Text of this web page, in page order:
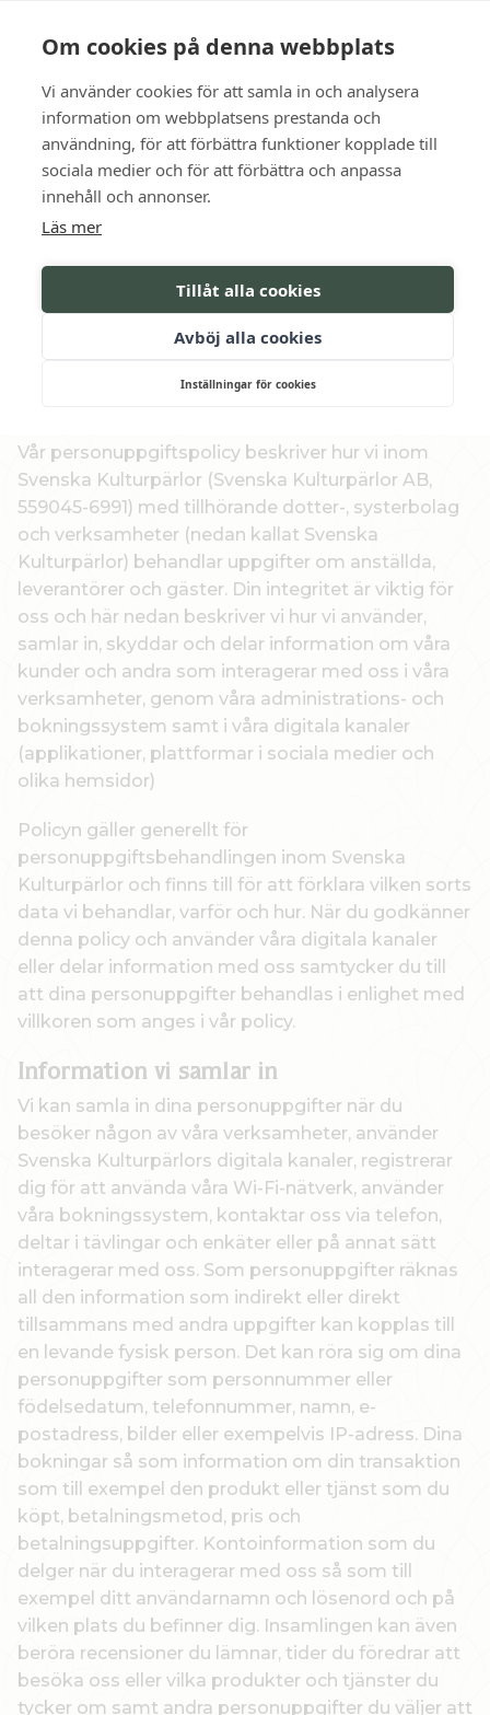
Om cookies på denna webbplats
Vi använder cookies för att samla in och analysera
information om webbplatsens prestanda och
användning, för att förbättra funktioner kopplade till
sociala medier och för att förbättra och anpassa
innehåll och annonser.
Läs mer
Tillåt alla cookies
Avböj alla cookies
Inställningar för cookies
Din säkerhet är viktig
INTEGRITET­SPOLICY
Senast uppdaterad den 4 mars 2022
Personuppgifts- och integritetspolicy för
Vår personuppgiftspolicy beskriver hur vi inom
Svenska Kulturpärlor (Svenska Kulturpärlor AB,
559045-6991) med tillhörande dotter-, systerbolag
och verksamheter (nedan kallat Svenska
Kulturpärlor) behandlar uppgifter om anställda,
leverantörer och gäster. Din integritet är viktig för
oss och här nedan beskriver vi hur vi använder,
samlar in, skyddar och delar information om våra
kunder och andra som interagerar med oss i våra
verksamheter, genom våra administrations- och
bokningssystem samt i våra digitala kanaler
(applikationer, plattformar i sociala medier och
olika hemsidor)
Policyn gäller generellt för
personuppgiftsbehandlingen inom Svenska
Kulturpärlor och finns till för att förklara vilken sorts
data vi behandlar, varför och hur. När du godkänner
denna policy och använder våra digitala kanaler
eller delar information med oss samtycker du till
att dina personuppgifter behandlas i enlighet med
villkoren som anges i vår policy.
Information vi samlar in
Vi kan samla in dina personuppgifter när du
besöker någon av våra verksamheter, använder
Svenska Kulturpärlors digitala kanaler, registrerar
dig för att använda våra Wi-Fi-nätverk, använder
våra bokningssystem, kontaktar oss via telefon,
deltar i tävlingar och enkäter eller på annat sätt
interagerar med oss. Som personuppgifter räknas
all den information som indirekt eller direkt
tillsammans med andra uppgifter kan kopplas till
en levande fysisk person. Det kan röra sig om dina
personuppgifter som personnummer eller
födelsedatum, telefonnummer, namn, e-
postadress, bilder eller exempelvis IP-adress. Dina
bokningar så som information om din transaktion
som till exempel den produkt eller tjänst som du
köpt, betalningsmetod, pris och
betalningsuppgifter. Kontoinformation som du
delger när du interagerar med oss så som till
exempel ditt användarnamn och lösenord och på
vilken plats du befinner dig. Insamlingen kan även
beröra recensioner du lämnar, tider du föredrar att
besöka oss eller vilka produkter och tjänster du
tycker om samt andra personuppgifter du väljer att